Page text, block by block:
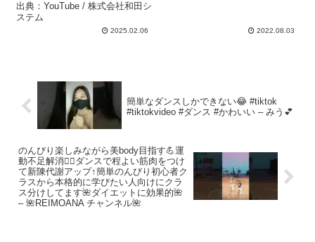
出典：YouTube / 株式会社和田シ
ステム
2025.02.06 2022.08.03
簡単なダンスしかできない😂 #tiktok
#tiktokvideo #ダンス #かわいい – みう💕
のんびり楽しみながら美body目指す💪運
動不足解消🏃‍♂️ダンスで程よい筋肉をつけ
て新陳代謝アップ↑簡単のんびり初心者ク
ラスから本格的に学びたい人向けにクラ
ス分けしてます🌺ダイエットに効果的🌺
– 🌺REIMOANA チャンネル🌺